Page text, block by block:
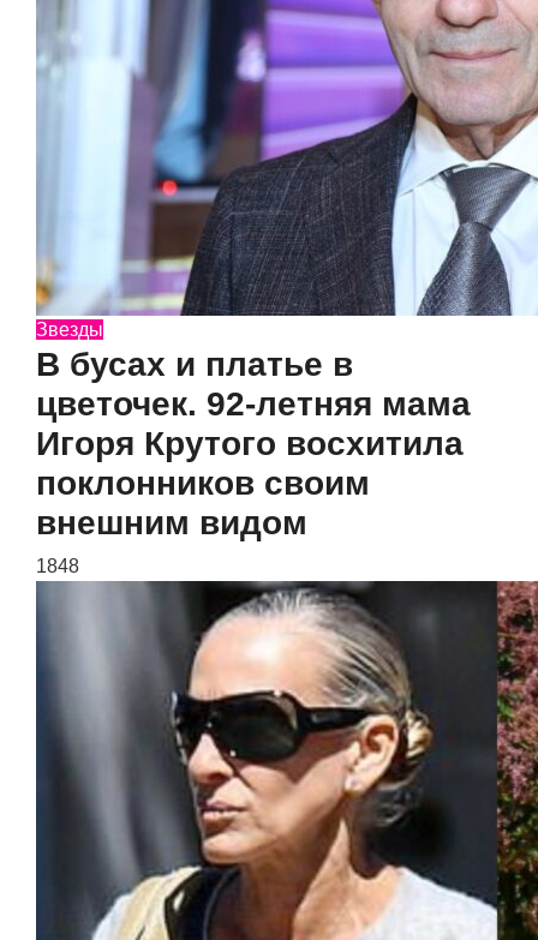
Звезды
В бусах и платье в
цветочек. 92-летняя мама
Игоря Крутого восхитила
поклонников своим
внешним видом
1848